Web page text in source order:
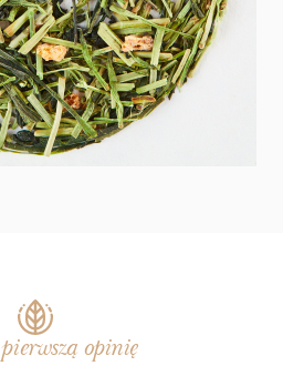
pierwszą opinię